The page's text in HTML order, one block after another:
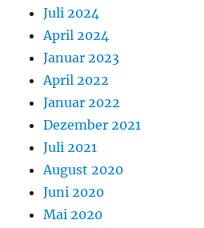
Juli 2024
April 2024
Januar 2023
April 2022
Januar 2022
Dezember 2021
Juli 2021
August 2020
Juni 2020
Mai 2020